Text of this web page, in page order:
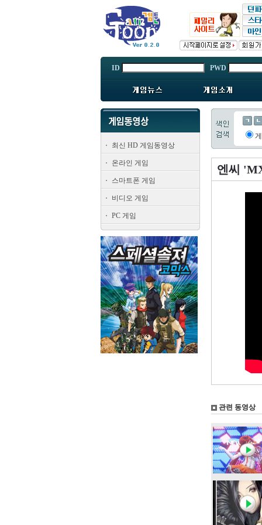
ID PWD
최신 HD 게임동영상
온라인 게임
스마트폰 게임
비디오 게임
PC 게임
엔씨
관련 동영상